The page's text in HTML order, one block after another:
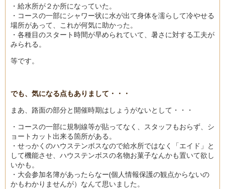
・給水所が２か所になっていた。
・コースの一部にシャワー状に水が出て身体を濡らして冷やせる
場所があって、これが何気に助かった。
・各種目のスタート時間が早められていて、暑さに対する工夫が
みられる。
等です。
でも、気になる点もありまして・・・
まあ、路面の部分と開催時期はしょうがないとして・・・
・コースの一部に規制線等が貼ってなく、スタッフもおらず、シ
ョートカット出来る箇所がある。
・せっかくのハウステンボスなので給水所ではなく「エイド」と
して機能させ、ハウステンボスの名物お菓子なんかも置いて欲し
いかも。
・大会参加名簿があったらなー(個人情報保護の観点からないの
かもわかりませんが）なんて思いました。